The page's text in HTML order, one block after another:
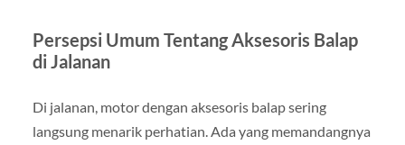
Persepsi Umum Tentang Aksesoris Balap
di Jalanan
Di jalanan, motor dengan aksesoris balap sering
langsung menarik perhatian. Ada yang memandangnya